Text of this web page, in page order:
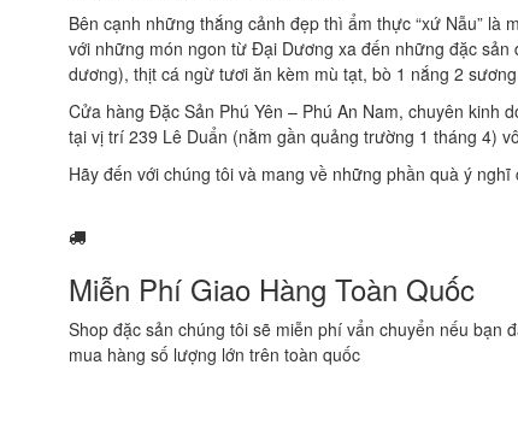
Bên cạnh những thắng cảnh đẹp thì ẩm thực “xứ Nẫu” là
với những món ngon từ Đại Dương xa đến những đặc
dương), thịt cá ngừ tươi ăn kèm mù tạt, bò 1 nắng 2
Cửa hàng Đặc Sản Phú Yên – Phú An Nam, chuyên kinh
tại vị trí 239 Lê Duẩn (nằm gần quảng trường 1 tháng 4)
Hãy đến với chúng tôi và mang về những phần quà ý
Miễn Phí Giao Hàng Toàn Quốc
Shop đặc sản chúng tôi sẽ miễn phí vẩn chuyển nếu bạn
mua hàng số lượng lớn trên toàn quốc